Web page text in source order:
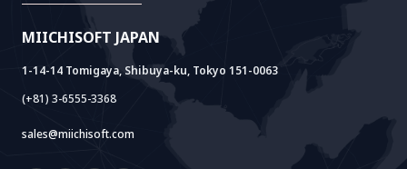
MIICHISOFT JAPAN
1-14-14 Tomigaya, Shibuya-ku, Tokyo 151-0063
(+81) 3-6555-3368
sales@miichisoft.com
RAG Package